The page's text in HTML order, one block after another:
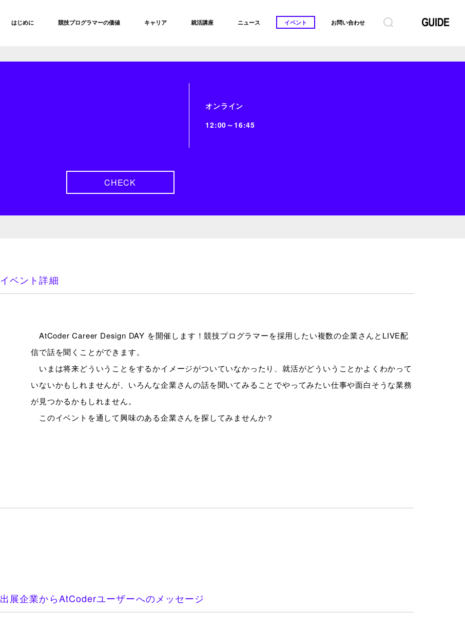
はじめに 競技プログラマーの価値 キャリア 就活講座 ニュース イベント お問い合わせ
オンライン
12:00～16:45
CHECK
イベント詳細
AtCoder Career Design DAY を開催します！競技プログラマーを採用したい複数の企業さんとLIVE配
信で話を聞くことができます。
いまは将来どういうことをするかイメージがついていなかったり、就活がどういうことかよくわかって
いないかもしれませんが、いろんな企業さんの話を聞いてみることでやってみたい仕事や面白そうな業務
が見つかるかもしれません。
このイベントを通して興味のある企業さんを探してみませんか？
出展企業からAtCoderユーザーへのメッセージ